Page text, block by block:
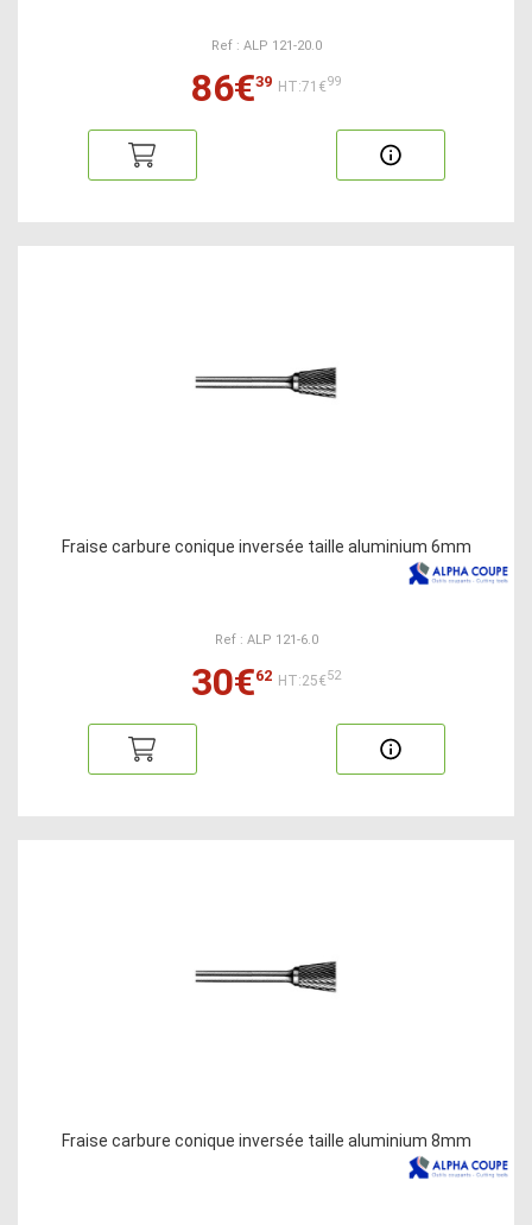
Ref : ALP 121-20.0
86€39 HT:71€99
Fraise carbure conique inversée taille aluminium 6mm
Ref : ALP 121-6.0
30€62 HT:25€52
Fraise carbure conique inversée taille aluminium 8mm